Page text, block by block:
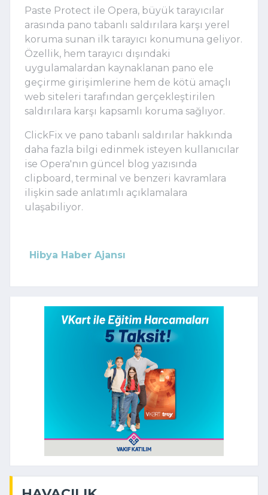
Paste Protect ile Opera, büyük tarayıcılar
arasında pano tabanlı saldırılara karşı yerel
koruma sunan ilk tarayıcı konumuna geliyor.
Özellik, hem tarayıcı dışındaki
uygulamalardan kaynaklanan pano ele
geçirme girişimlerine hem de kötü amaçlı
web siteleri tarafından gerçekleştirilen
saldırılara karşı kapsamlı koruma sağlıyor.
ClickFix ve pano tabanlı saldırılar hakkında
daha fazla bilgi edinmek isteyen kullanıcılar
ise Opera'nın güncel blog yazısında
clipboard, terminal ve benzeri kavramlara
ilişkin sade anlatımlı açıklamalara
ulaşabiliyor.
Hibya Haber Ajansı